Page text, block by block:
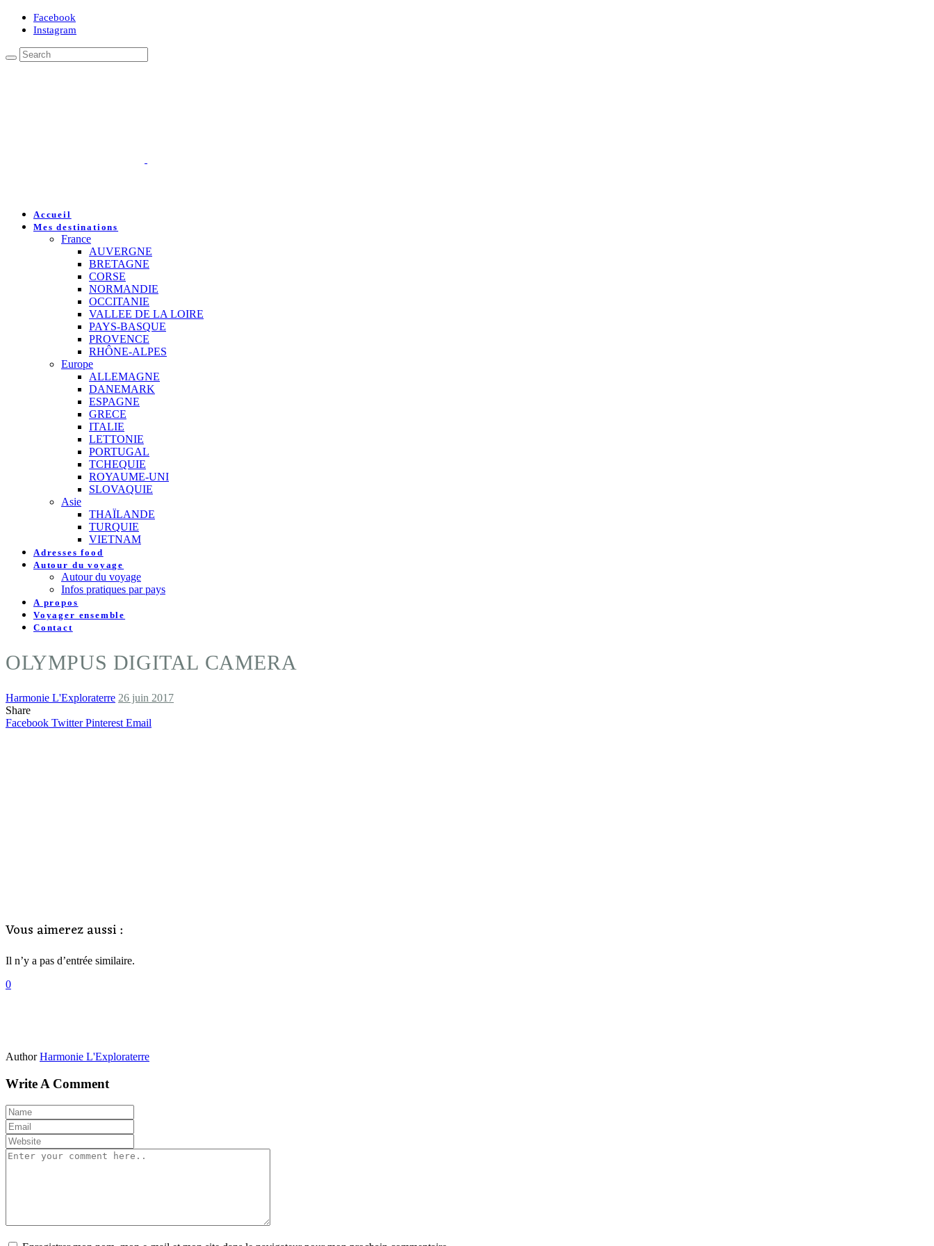
Facebook
Instagram
Accueil
Mes destinations
France
AUVERGNE
BRETAGNE
CORSE
NORMANDIE
OCCITANIE
VALLEE DE LA LOIRE
PAYS-BASQUE
PROVENCE
RHÔNE-ALPES
Europe
ALLEMAGNE
DANEMARK
ESPAGNE
GRECE
ITALIE
LETTONIE
PORTUGAL
TCHEQUIE
ROYAUME-UNI
SLOVAQUIE
Asie
THAÏLANDE
TURQUIE
VIETNAM
Adresses food
Autour du voyage
Autour du voyage
Infos pratiques par pays
A propos
Voyager ensemble
Contact
OLYMPUS DIGITAL CAMERA
Harmonie L'Exploraterre 26 juin 2017
Share
Facebook Twitter Pinterest Email
Vous aimerez aussi :
Il n’y a pas d’entrée similaire.
0
Author Harmonie L'Exploraterre
Write A Comment